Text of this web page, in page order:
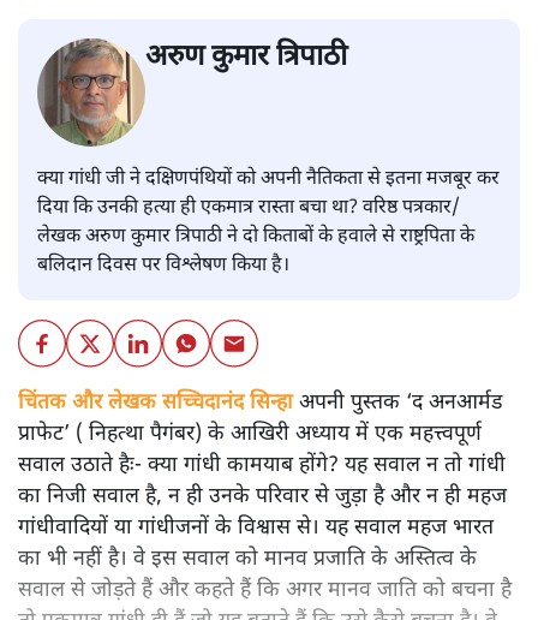
अरुण कुमार त्रिपाठी
क्या गांधी जी ने दक्षिणपंथियों को अपनी नैतिकता से इतना मजबूर कर
दिया कि उनकी हत्या ही एकमात्र रास्ता बचा था? वरिष्ठ पत्रकार/
लेखक अरुण कुमार त्रिपाठी ने दो किताबों के हवाले से राष्ट्रपिता के
बलिदान दिवस पर विश्लेषण किया है।
चिंतक और लेखक सच्चिदानंद सिन्हाअपनी पुस्तक ‘द अनआर्मड
प्राफेट’ ( निहत्था पैगंबर) के आखिरी अध्याय में एक महत्त्वपूर्ण
सवाल उठाते हैः- क्या गांधी कामयाब होंगे? यह सवाल न तो गांधी
का निजी सवाल है, न ही उनके परिवार से जुड़ा है और न ही महज
गांधीवादियों या गांधीजनों के विश्वास से। यह सवाल महज भारत
का भी नहीं है। वे इस सवाल को मानव प्रजाति के अस्तित्व के
सवाल से जोड़ते हैं और कहते हैं कि अगर मानव जाति को बचना है